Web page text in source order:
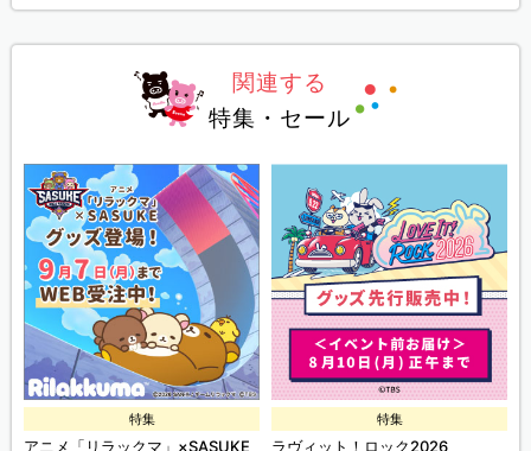
関連する
特集・セール
特集
アニメ「リラックマ」×SASUKE
特集
ラヴィット！ロック2026